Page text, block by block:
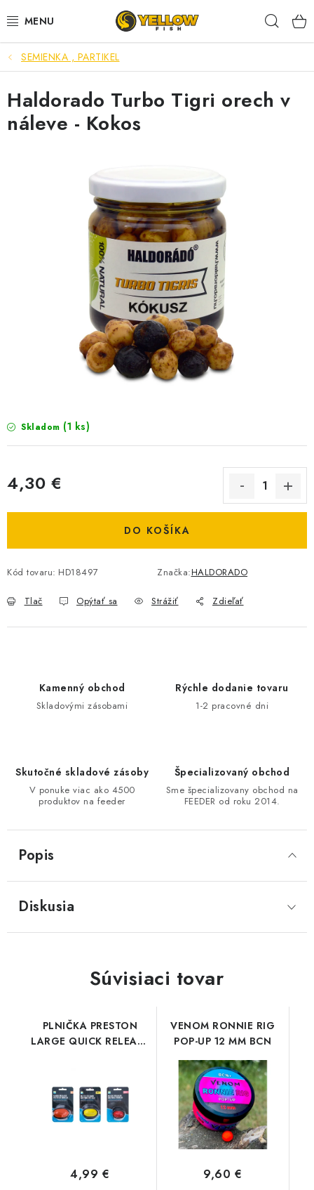
na
NOVINKY 2026
LETNÉ ZĽAVY
HALDORADO
KRMIVÁ,NÁSTRAHY
BIŽUTERIA-DOPLNKY
TAŠKY A PÚZDRA
NA STUDENÚ VODU
VRATKY - ODSTÚPENIE OD ZMLUVY - REKLAMACIU
KONTAKTY
VŠEOBECNÉ NARIADENIE O BEZPEČNOSTI
PRODUKTOV (GPSR)
Doprava Navštívte našu predajňu v MARCELOVEJ »
SEMIENKA , PARTIKEL
Skladom (1 ks)
4,30 €
DO KOŠÍKA
Kód tovaru: HD18497 Značka:HALDORADO
Tlač Opýtať sa Strážiť Zdieľať
Haldorado Turbo Tigri orech v
náleve - Kokos
Kamenný obchod
Skladovými zásobami
Rýchle dodanie tovaru
1-2 pracovné dni
Skutočné skladové zásoby
V ponuke viac ako 4500
produktov na feeder
Špecializovaný obchod
Sme špecializovany obchod na
FEEDER od roku 2014.
Popis
Diskusia
Súvisiaci tovar
PLNIČKA PRESTON
LARGE QUICK RELEASE
4,99 €
VENOM RONNIE RIG
POP-UP 12 MM BCN
9,60 €